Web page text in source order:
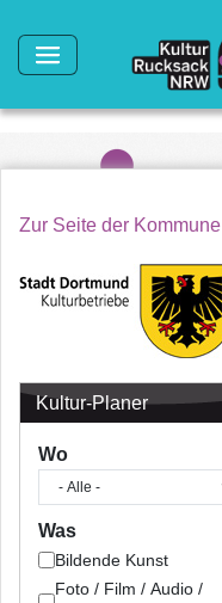
Zur Seite der Kommune
Kultur-Planer
Wo
Was
Bildende Kunst
Foto / Film / Audio /